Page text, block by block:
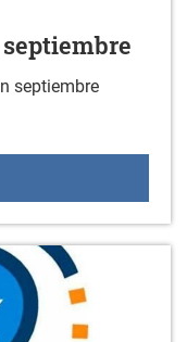
septiembre
de Sologana en